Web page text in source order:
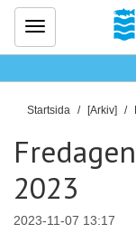
Meny
D
ä
r
h
ä
Startsida [Arkiv]
2023
2023-11-07 13:17